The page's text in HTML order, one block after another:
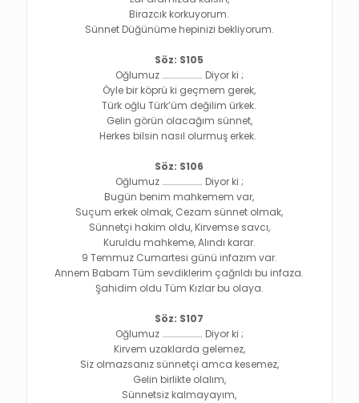
Birazcık korkuyorum.
Sünnet Düğünüme hepinizi bekliyorum.
Söz: S105
Oğlumuz ……………………. Diyor ki ;
Öyle bir köprü ki geçmem gerek,
Türk oğlu Türk’üm değilim ürkek.
Gelin görün olacağım sünnet,
Herkes bilsin nasıl olurmuş erkek.
Söz: S106
Oğlumuz ……………………. Diyor ki ;
Bugün benim mahkemem var,
Suçum erkek olmak, Cezam sünnet olmak,
Sünnetçi hakim oldu, Kirvemse savcı,
Kuruldu mahkeme, Alındı karar.
9 Temmuz Cumartesi günü infazım var.
Annem Babam Tüm sevdiklerim çağrıldı bu infaza.
Şahidim oldu Tüm Kızlar bu olaya.
Söz: S107
Oğlumuz ……………………. Diyor ki ;
Kirvem uzaklarda gelemez,
Siz olmazsanız sünnetçi amca kesemez,
Gelin birlikte olalım,
Sünnetsiz kalmayayım,